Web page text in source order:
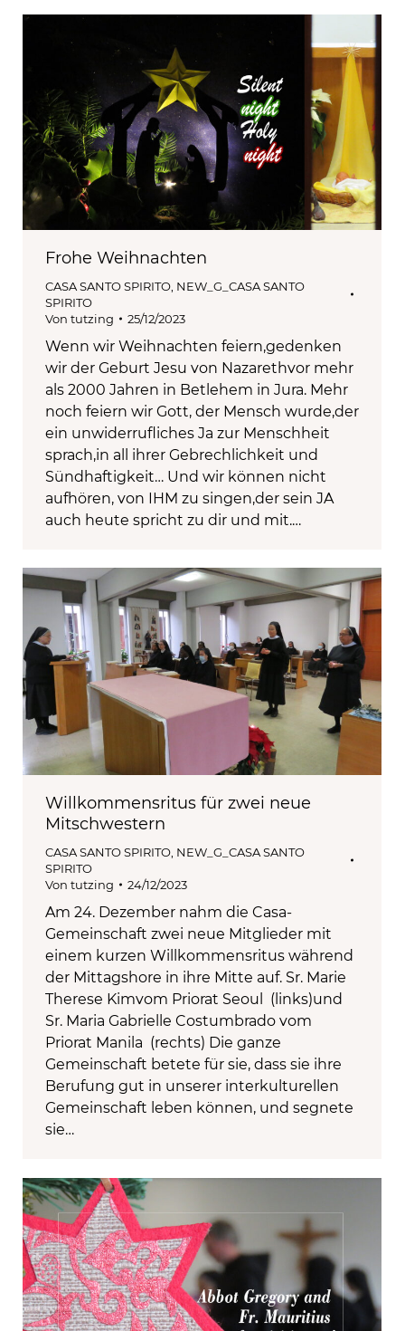
Frohe Weihnachten
CASA SANTO SPIRITO NEW_G_CASA SANTO
SPIRITO
Von tutzing 25/12/2023
Wenn wir Weihnachten feiern,gedenken
wir der Geburt Jesu von Nazarethvor mehr
als 2000 Jahren in Betlehem in Jura. Mehr
noch feiern wir Gott, der Mensch wurde,der
ein unwiderrufliches Ja zur Menschheit
sprach,in all ihrer Gebrechlichkeit und
Sündhaftigkeit… Und wir können nicht
aufhören, von IHM zu singen,der sein JA
auch heute spricht zu dir und mit.…
Willkommensritus für zwei neue
Mitschwestern
CASA SANTO SPIRITO, NEW_G_CASA SANTO
SPIRITO
Von tutzing 24/12/2023
Am 24. Dezember nahm die Casa-
Gemeinschaft zwei neue Mitglieder mit
einem kurzen Willkommensritus während
der Mittagshore in ihre Mitte auf. Sr. Marie
Therese Kimvom Priorat Seoul (links)und
Sr. Maria Gabrielle Costumbrado vom
Priorat Manila (rechts) Die ganze
Gemeinschaft betete für sie, dass sie ihre
Berufung gut in unserer interkulturellen
Gemeinschaft leben können, und segnete
sie…